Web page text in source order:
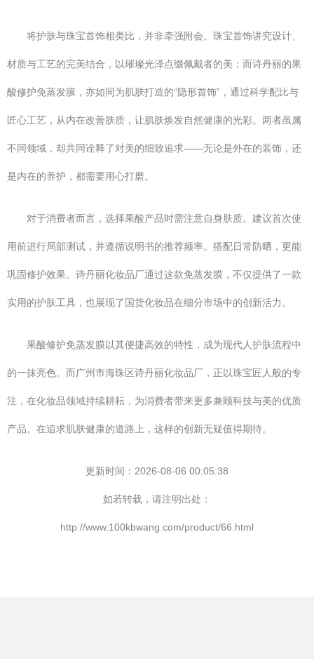
将护肤与珠宝首饰相类比，并非牵强附会。珠宝首饰讲究设计、
材质与工艺的完美结合，以璀璨光泽点缀佩戴者的美；而诗丹丽的果
酸修护免蒸发膜，亦如同为肌肤打造的“隐形首饰”，通过科学配比与
匠心工艺，从内在改善肤质，让肌肤焕发自然健康的光彩。两者虽属
不同领域，却共同诠释了对美的细致追求——无论是外在的装饰，还
是内在的养护，都需要用心打磨。
对于消费者而言，选择果酸产品时需注意自身肤质。建议首次使
用前进行局部测试，并遵循说明书的推荐频率。搭配日常防晒，更能
巩固修护效果。诗丹丽化妆品厂通过这款免蒸发膜，不仅提供了一款
实用的护肤工具，也展现了国货化妆品在细分市场中的创新活力。
果酸修护免蒸发膜以其便捷高效的特性，成为现代人护肤流程中
的一抹亮色。而广州市海珠区诗丹丽化妆品厂，正以珠宝匠人般的专
注，在化妆品领域持续耕耘，为消费者带来更多兼顾科技与美的优质
产品。在追求肌肤健康的道路上，这样的创新无疑值得期待。
更新时间：2026-08-06 00:05:38
如若转载，请注明出处：
http://www.100kbwang.com/product/66.html